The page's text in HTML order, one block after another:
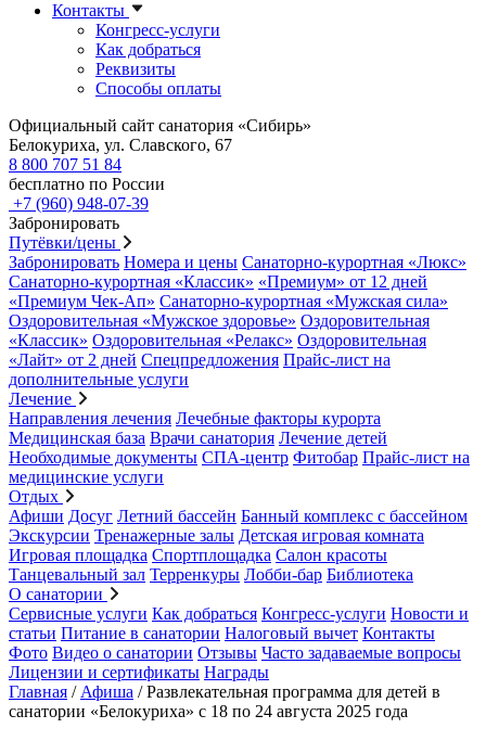
Контакты
Конгресс-услуги
Как добраться
Реквизиты
Способы оплаты
Официальный сайт санатория «Сибирь»
Белокуриха, ул. Славского, 67
8 800 707 51 84
бесплатно по России
+7 (960) 948-07-39
Забронировать
Путёвки/цены
Забронировать Номера и цены Санаторно-курортная «Люкс»
Санаторно-курортная «Классик» «Премиум» от 12 дней
«Премиум Чек-Ап» Санаторно-курортная «Мужская сила»
Оздоровительная «Мужское здоровье» Оздоровительная
«Классик» Оздоровительная «Релакс» Оздоровительная
«Лайт» от 2 дней Спецпредложения Прайс-лист на
дополнительные услуги
Лечение
Направления лечения Лечебные факторы курорта
Медицинская база Врачи санатория Лечение детей
Необходимые документы СПА-центр Фитобар Прайс-лист на
медицинские услуги
Отдых
Афиши Досуг Летний бассейн Банный комплекс с бассейном
Экскурсии Тренажерные залы Детская игровая комната
Игровая площадка Спортплощадка Салон красоты
Танцевальный зал Терренкуры Лобби-бар Библиотека
О санатории
Сервисные услуги Как добраться Конгресс-услуги Новости и
статьи Питание в санатории Налоговый вычет Контакты
Фото Видео о санатории Отзывы Часто задаваемые вопросы
Лицензии и сертификаты Награды
Главная / Афиша /Развлекательная программа для детей в
санатории «Белокуриха» с 18 по 24 августа 2025 года